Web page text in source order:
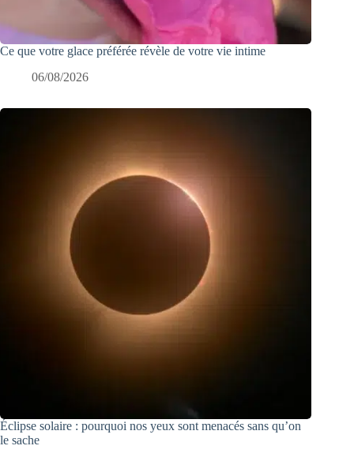
Ce que votre glace préférée révèle de votre vie intime
06/08/2026
Éclipse solaire : pourquoi nos yeux sont menacés sans qu’on
le sache